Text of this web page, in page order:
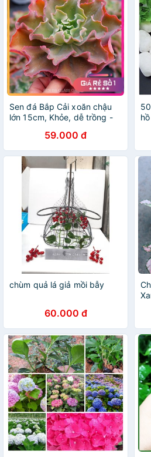
Sen đá Bắp Cải xoăn chậu
lớn 15cm, Khỏe, dễ trồng -
59.000 đ
chùm quả lá giả mồi bẫy
60.000 đ